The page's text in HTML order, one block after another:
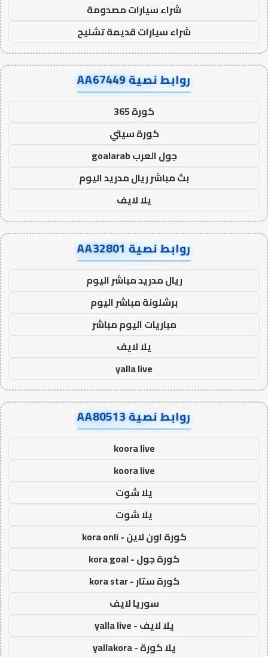
شراء سيارات مصدومة
شراء سيارات قديمة تشليح
روابط نصية AA67449
كورة 365
كورة سيتي
جول العرب goalarab
بث مباشر ريال مدريد اليوم
يلا لايف
روابط نصية AA32801
ريال مدريد مباشر اليوم
برشلونة مباشر اليوم
مباريات اليوم مباشر
يلا لايف
yalla live
روابط نصية AA80513
koora live
koora live
يلا شوت
يلا شوت
كورة اون لاين - kora onli
كورة جول - kora goal
كورة ستار - kora star
سوريا لايف
يلا لايف - yalla live
يلا كورة - yallakora